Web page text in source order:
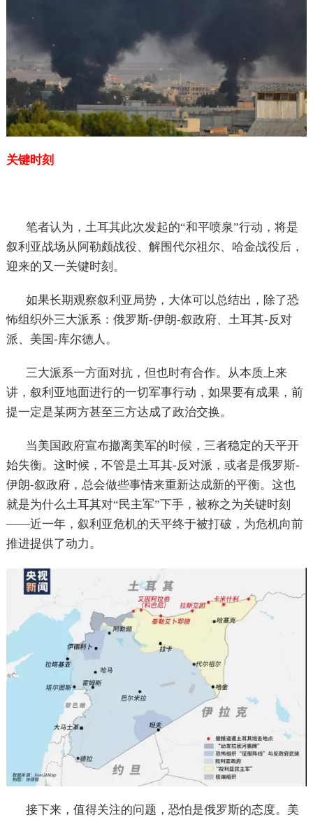
关键时刻
笔者认为，土耳其此次发起的“和平喷泉”行动，将是
叙利亚战场从阿勒颇战役、解围代尔祖尔、哈金战役后，
迎来的又一关键时刻。
如果长期观察叙利亚局势，大体可以总结出，除了恐
怖组织外三大派系：俄罗斯-伊朗-叙政府、土耳其-反对
派、美国-库尔德人。
三大派系一方面对抗，但也时有合作。从本质上来
讲，叙利亚地面进行的一切军事行动，如果要有成果，前
提一定是某两方甚至三方达成了政治交换。
当美国政府宣布撤离美军的时候，三者稳定的天平开
始失衡。这时候，不管是土耳其-反对派，或者是俄罗斯-
伊朗-叙政府，总会做些事情来重新达成新的平衡。这也
就是为什么土耳其对“民主军”下手，被称之为关键时刻
——近一年，叙利亚危机的天平终于被打破，为危机向前
推进提供了动力。
接下来，值得关注的问题，恐怕是俄罗斯的态度。美